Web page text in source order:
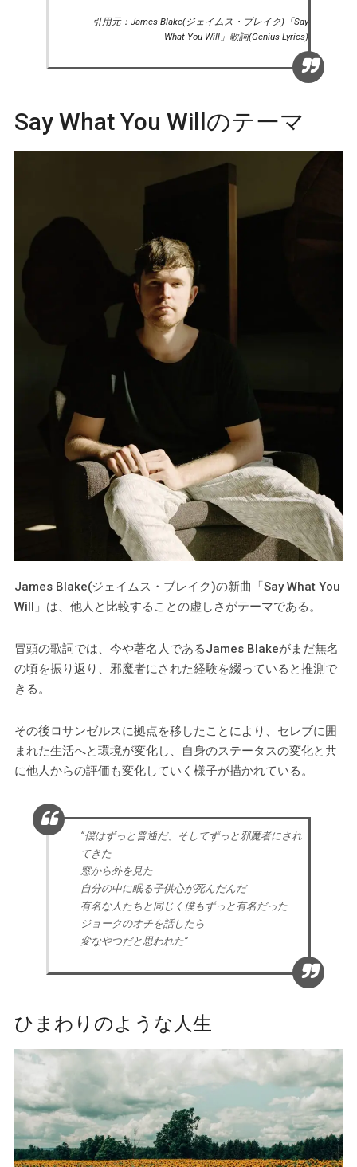
引用元：James Blake(ジェイムス・ブレイク)「Say
What You Will」歌詞(Genius Lyrics)
Say What You Willのテーマ
James Blake(ジェイムス・ブレイク)の新曲「Say What You
Will」は、他人と比較することの虚しさがテーマである。
冒頭の歌詞では、今や著名人であるJames Blakeがまだ無名
の頃を振り返り、邪魔者にされた経験を綴っていると推測で
きる。
その後ロサンゼルスに拠点を移したことにより、セレブに囲
まれた生活へと環境が変化し、自身のステータスの変化と共
に他人からの評価も変化していく様子が描かれている。
“僕はずっと普通だ、そしてずっと邪魔者にされ
てきた
窓から外を見た
自分の中に眠る子供心が死んだんだ
有名な人たちと同じく僕もずっと有名だった
ジョークのオチを話したら
変なやつだと思われた”
ひまわりのような人生